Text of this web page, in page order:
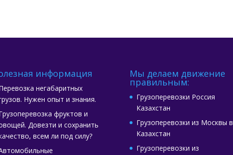
информация
негабаритных
Нужен опыт и знания.
фруктов и
Довезти и сохранить
всем ли под силу?
Мы делаем движение
правильным:
Грузоперевозки Россия
Казахстан
Грузоперевозки из Москвы в
Казахстан
Грузоперевозки из